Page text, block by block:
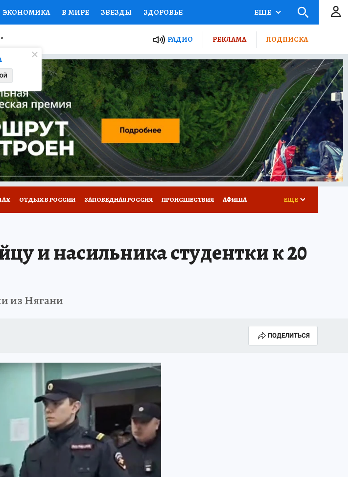
ЭКОНОМИКА В МИРЕ ЗВЕЗДЫ ЗДОРОВЬЕ
НАЦИОНАЛЬНЫЕ ПРОЕКТЫ РОССИИ
СЕМЬЯ ЖЕНСКИЕ СЕКРЕТЫ ПУТЕВОДИТЕЛЬ
СПЕЦПРОЕКТЫ ДЕФИЦИТ ЖЕЛЕЗА ТУРИЗМ
КОНКУРСЫ РАБОТА У НАС ГИД ПОТРЕБИТЕЛЯ ВСЕ О КП
ЕЩЕ
° РАДИО РЕКЛАМА ПОДПИСКА
ОТДЫХ В РОССИИ ЗАПОВЕДНАЯ РОССИЯ ПРОИСШЕСТВИЯ АФИША ЕЩЕ
и насильника студентки к 20
из Нягани
ПОДЕЛИТЬСЯ